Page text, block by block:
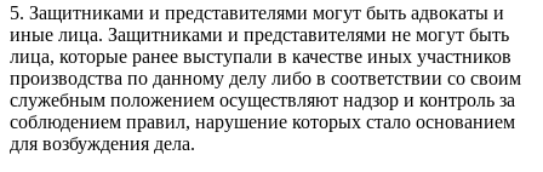
5. Защитниками и представителями могут быть адвокаты и
иные лица. Защитниками и представителями не могут быть
лица, которые ранее выступали в качестве иных участников
производства по данному делу либо в соответствии со своим
служебным положением осуществляют надзор и контроль за
соблюдением правил, нарушение которых стало основанием
для возбуждения дела.